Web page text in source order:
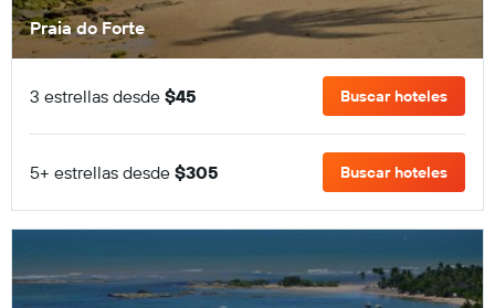
Praia do Forte
3 estrellas desde $45 Buscar hoteles
5+ estrellas desde $305 Buscar hoteles